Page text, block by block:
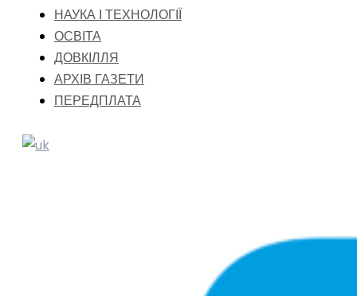
НАУКА І ТЕХНОЛОГІЇ
ОСВІТА
ДОВКІЛЛЯ
АРХІВ ГАЗЕТИ
ПЕРЕДПЛАТА